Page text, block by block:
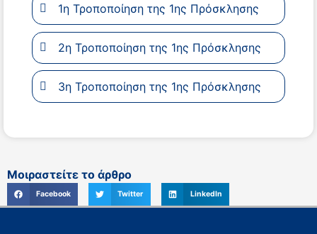
1η Τροποποίηση της 1ης Πρόσκλησης
2η Τροποποίηση της 1ης Πρόσκλησης
3η Τροποποίηση της 1ης Πρόσκλησης
Μοιραστείτε το άρθρο
Facebook Twitter LinkedIn